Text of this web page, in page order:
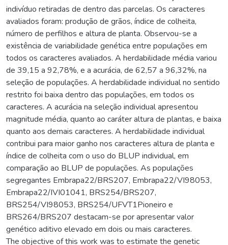
indivíduo retiradas de dentro das parcelas. Os caracteres
avaliados foram: produção de grãos, índice de colheita,
número de perfilhos e altura de planta. Observou-se a
existência de variabilidade genética entre populações em
todos os caracteres avaliados. A herdabilidade média variou
de 39,15 a 92,78%, e a acurácia, de 62,57 a 96,32%, na
seleção de populações. A herdabilidade individual no sentido
restrito foi baixa dentro das populações, em todos os
caracteres. A acurácia na seleção individual apresentou
magnitude média, quanto ao caráter altura de plantas, e baixa
quanto aos demais caracteres. A herdabilidade individual
contribui para maior ganho nos caracteres altura de planta e
índice de colheita com o uso do BLUP individual, em
comparação ao BLUP de populações. As populações
segregantes Embrapa22/BRS207, Embrapa22/VI98053,
Embrapa22/IVI01041, BRS254/BRS207,
BRS254/VI98053, BRS254/UFVT1Pioneiro e
BRS264/BRS207 destacam-se por apresentar valor
genético aditivo elevado em dois ou mais caracteres.
The objective of this work was to estimate the genetic